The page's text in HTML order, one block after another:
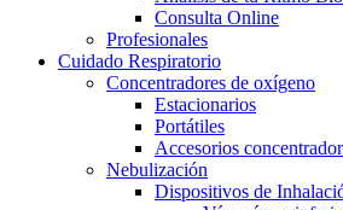
Consulta Online
Profesionales
Cuidado Respiratorio
Concentradores de oxígeno
Estacionarios
Portátiles
Accesorios
Nebulización
Dispositivos de